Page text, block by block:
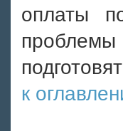
оплаты
к